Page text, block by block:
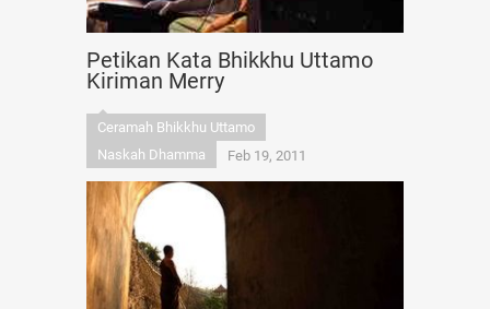
Petikan Kata Bhikkhu Uttamo
Kiriman Merry
Ceramah Bhikkhu Uttamo
Naskah Dhamma
Feb 19, 2011